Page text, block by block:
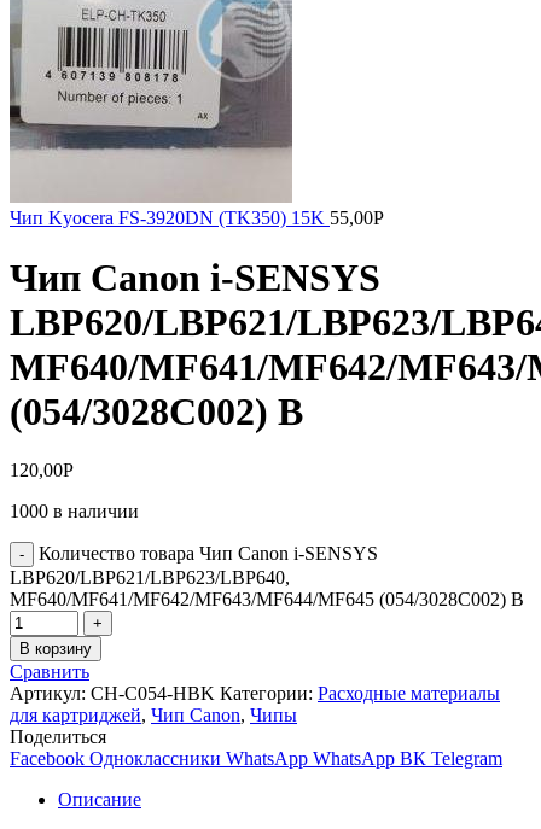
Чип Kyocera FS-3920DN (TK350) 15K 55,00Р
Чип Canon i-SENSYS
LBP620/LBP621/LBP623/
MF640/MF641/MF642/MF643/
(054/3028C002) B
120,00Р
1000 в наличии
Количество товара Чип Canon i-SENSYS
LBP620/LBP621/LBP623/LBP640,
MF640/MF641/MF642/MF643/MF644/MF645 (054/3028C002) B
В корзину
Сравнить
Артикул: CH-C054-HBK Категории: Расходные материалы
для картриджей, Чип Canon, Чипы
Поделиться
Facebook Одноклассники WhatsApp WhatsApp ВК Telegram
Описание